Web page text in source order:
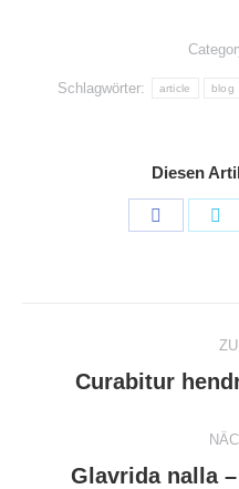
Schlagwörter: article blog
Diesen
Curabitur
Glavrida nalla